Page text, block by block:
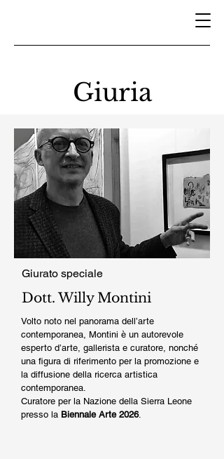
Giuria
Giurato speciale
Dott. Willy Montini
Volto noto nel panorama dell’arte
contemporanea, Montini è un autorevole
esperto d’arte, gallerista e curatore, nonché
una figura di riferimento per la promozione e
la diffusione della ricerca artistica
contemporanea.
Curatore per la Nazione della Sierra Leone
presso la Biennale Arte 2026.